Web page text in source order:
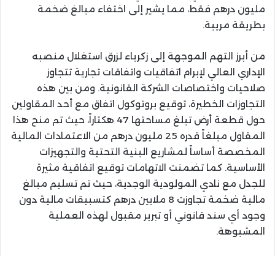
مليون درهم فقط، مما يشير إلى اختفاء مبالغ ضخمة
بطريقة مريبة.
من أبرز التهم الموجهة إلى زكرياء لزرق استغلال منصبه
الإداري العالي لإبرام اتفاقيات واتفاقات تجارية تتجاوز
صلاحيات واختصاصات الشركة القانونية. ومن بين هذه
التجاوزات الخطيرة، توقيع بروتوكول اتفاق مع أحد المقاولين
حول قطعة أرض تبلغ مساحتها 47 هكتاراً، حيث تم منح هذا
المقاول مبلغاً قدره 25 مليون درهم من الاعتمادات المالية
المخصصة أساساً لمشاريع البنية التحتية والتجهيزات
الأساسية. كما تضمنت الاتهامات توقيع اتفاقية مثيرة
للجدل مع نادي المولودية الوجدية، حيث تم تسليم مبالغ
مالية ضخمة تجاوزت 8 ملايين درهم كتسبيقات مالية دون
وجود أي سند قانوني أو تبرير مقبول لهذه العملية
المشبوهة.